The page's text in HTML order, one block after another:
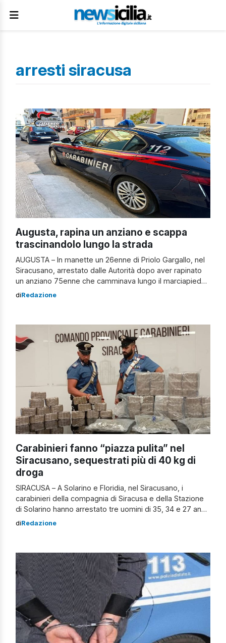
arresti siracusa
Augusta, rapina un anziano e scappa
trascinandolo lungo la strada
AUGUSTA – In manette un 26enne di Priolo Gargallo, nel
Siracusano, arrestato dalle Autorità dopo aver rapinato
un anziano 75enne che camminava lungo il marciapiede
tra le strade di Augusta. Rapina un 75enne e scappa via
malvivente […]
diRedazione
Carabinieri fanno “piazza pulita” nel
Siracusano, sequestrati più di 40 kg di
droga
SIRACUSA – A Solarino e Floridia, nel Siracusano, i
carabinieri della compagnia di Siracusa e della Stazione
di Solarino hanno arrestato tre uomini di 35, 34 e 27 anni
e una donna di 32, accusati di detenzione illecita di
rinvenuto 41,5 […]
diRedazione